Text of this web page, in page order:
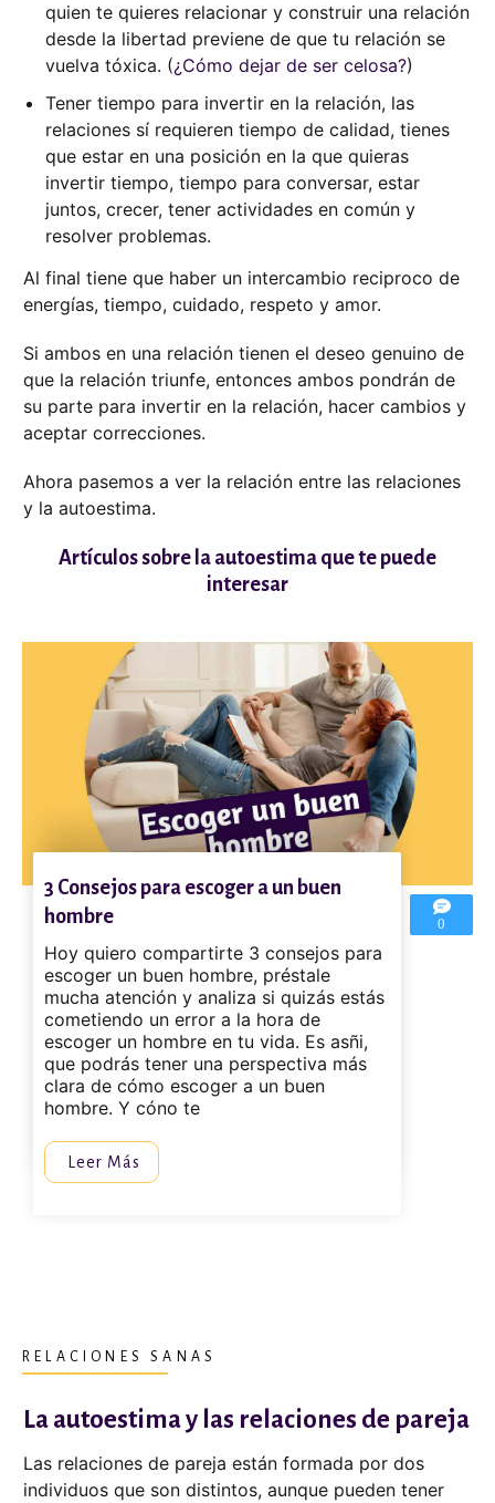
quien te quieres relacionar y construir una relación
desde la libertad previene de que tu relación se
vuelva tóxica. (¿Cómo dejar de ser celosa?)
Tener tiempo para invertir en la relación, las
relaciones sí requieren tiempo de calidad, tienes
que estar en una posición en la que quieras
invertir tiempo, tiempo para conversar, estar
juntos, crecer, tener actividades en común y
resolver problemas.
Al final tiene que haber un intercambio reciproco de
energías, tiempo, cuidado, respeto y amor.
Si ambos en una relación tienen el deseo genuino de
que la relación triunfe, entonces ambos pondrán de
su parte para invertir en la relación, hacer cambios y
aceptar correcciones.
Ahora pasemos a ver la relación entre las relaciones
y la autoestima.
Artículos sobre la autoestima que te puede
interesar
3 Consejos para escoger a un buen
hombre
Hoy quiero compartirte 3 consejos para
escoger un buen hombre, préstale
mucha atención y analiza si quizás estás
cometiendo un error a la hora de
escoger un hombre en tu vida. Es asñi,
que podrás tener una perspectiva más
clara de cómo escoger a un buen
hombre. Y cóno te
Leer Más
0
RELACIONES SANAS
La autoestima y las relaciones de pareja
Las relaciones de pareja están formada por dos
individuos que son distintos, aunque pueden tener